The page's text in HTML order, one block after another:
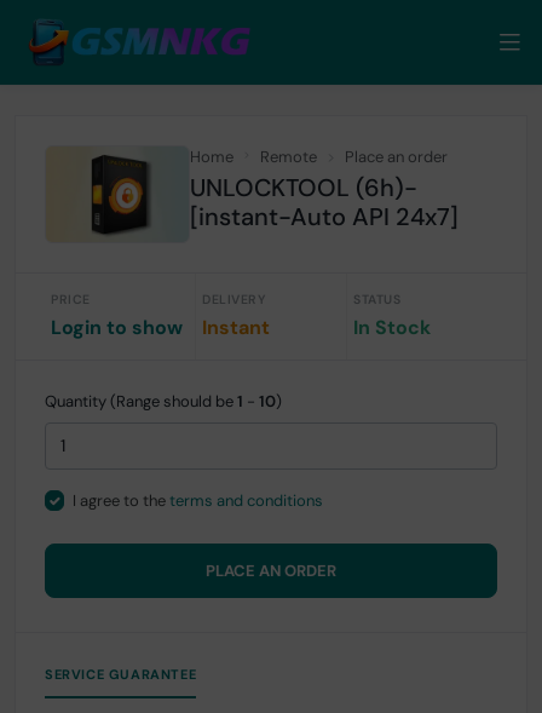
Home Remote Place an order
UNLOCKTOOL (6h)-
[instant-Auto API 24x7]
PRICE
Login to show
DELIVERY
Instant
STATUS
In Stock
Quantity (Range should be1 - 10)
I agree to the terms and conditions
PLACE AN ORDER
SERVICE GUARANTEE